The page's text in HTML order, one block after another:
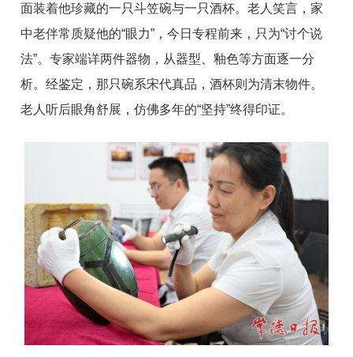
面装着他珍藏的一只斗笠碗与一只酒杯。老人笑言，家
中老伴常质疑他的“眼力”，今日专程前来，只为“讨个说
法”。专家端详两件器物，从器型、釉色等方面逐一分
析。经鉴定，那只碗系宋代真品，酒杯则为清末物件。
老人听后眼角舒展，仿佛多年的“坚持”终得印证。